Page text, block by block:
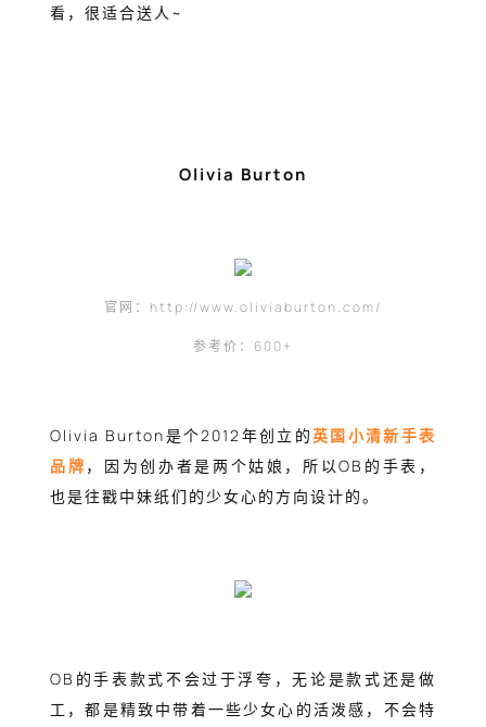
看，很适合送人~
Olivia Burton
官网：http://www.oliviaburton.com/
参考价：600+
Olivia Burton是个2012年创立的英国小清新手表
品牌 ，因为创办者是两个姑娘，所以OB的手表，
也是往戳中妹纸们的少女心的方向设计的。
OB的手表款式不会过于浮夸，无论是款式还是做
工，都是精致中带着一些少女心的活泼感，不会特